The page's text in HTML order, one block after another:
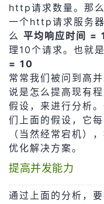
http请求数量。那
一个http请求服务
么 平均响应时间 =
理10个请求。也就
= 10
常常我们被问到高
说是怎么提高现有
假设，来进行分析
们上面的假设，它
（当然经常宕机）
优化解决方案。
提高并发能力
通过上面的分析，